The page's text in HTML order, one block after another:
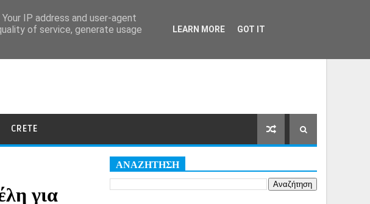
CRETE
για
ΑΝΑΖΗΤΗΣΗ
IP address and user-agent
of service, generate usage
LEARN MORE GOT IT